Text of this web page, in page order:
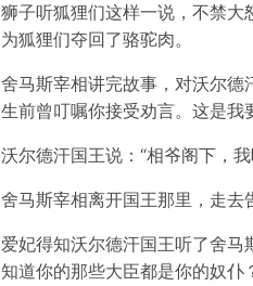
狮子听狐狸们这样一说，不禁大
为狐狸们夺回了骆驼肉。
舍马斯宰相讲完故事，对沃尔德
生前曾叮嘱你接受劝言。这是我
沃尔德汗国王说：“相爷阁下，
舍马斯宰相离开国王那里，走去
爱妃得知沃尔德汗国王听了舍马
知道你的那些大臣都是你的奴